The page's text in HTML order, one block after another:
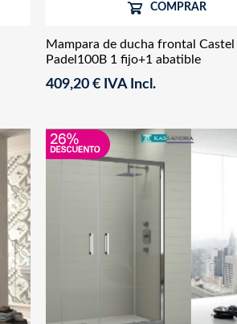
Mampara de ducha frontal Castel
Padel100B 1 fijo+1 abatible
409,20 € IVA Incl.
COMPRAR